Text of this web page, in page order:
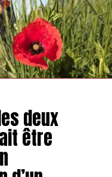
deux
être